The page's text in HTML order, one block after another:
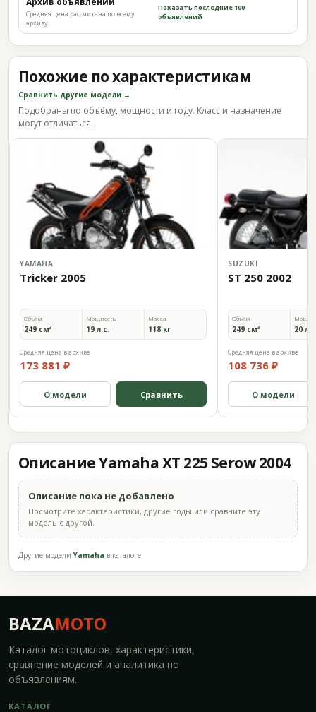
Средняя цена рассчитана по всему
архиву
Показать последние 100
объявлений
Похожие по характеристикам
Сравнить другие модели →
Подобраны по объёму, мощности и году. Класс и назначение
могут отличаться.
YAMAHA
Tricker 2005
Объём
249 см³
Мощность
19 л.с.
Масса
118 кг
Средняя цена в архиве
173 881 ₽
О модели Сравнить
SUZUKI
ST 250 2002
Объём
249 см³ 20
Средняя цена в архиве
108 736 ₽
О модели
Описание Yamaha XT 225 Serow 2004
Описание пока не добавлено
Посмотрите характеристики, другие годы или сравните эту
модель с другой.
Другие моделиYamaha в каталоге
BAZAMOTO
Каталог мотоциклов, характеристики,
сравнение моделей и аналитика по
объявлениям.
КАТАЛОГ